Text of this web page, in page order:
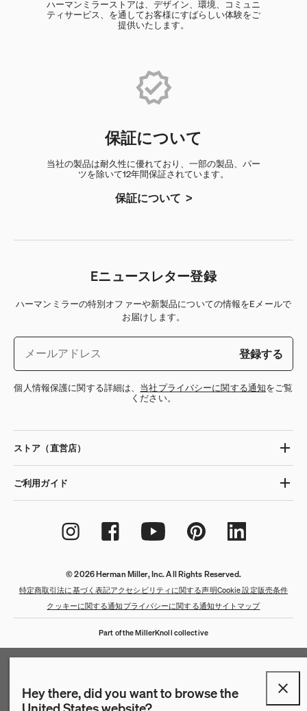
ハーマンミラーストアは、デザイン、環境、コミュニ
ティサービス、を通してお客様にすばらしい体験をご
提供いたします。
保証について
当社の製品は耐久性に優れており、一部の製品、パー
ツを除いて12年間保証されています。
保証について
Eニュースレター登録
ハーマンミラーの特別オファーや新製品についての情報をEメールで
お届けします。
登録する
個人情報保護に関する詳細は、 当社プライバシーに関する通知をご覧
ください。
ストア（直営店）
ご利用ガイド
© 2026 Herman Miller, Inc. All Rights Reserved.
特定商取引法に基づく表記アクセシビリティに関する声明
販売条件
クッキーに関する通知 プライバシーに関する通知サイトマップ
Cookie 設定
Part of the MillerKnoll collective
Hey there, did you want to browse the